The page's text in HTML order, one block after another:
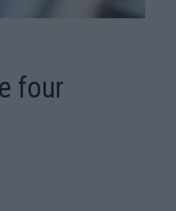
four